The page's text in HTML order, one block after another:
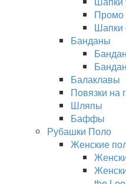
Промо
Шапки
Банданы
Балаклавы
Повязки на
Шляпы
Баффы
Рубашки Поло
Женские